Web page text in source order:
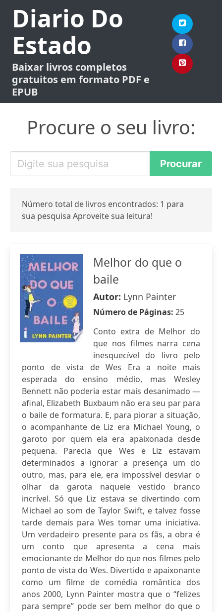
Diario Do
Estado
Baixar livros completos
gratuitos em formato PDF e
EPUB
Procure o seu livro:
Número total de livros encontrados: 1 para
sua pesquisa Aproveite sua leitura!
Melhor do que o
baile
Autor: Lynn Painter
Número de Páginas: 25
Conto extra de Melhor do
que nos filmes narra cena
inesquecível do livro pelo
ponto de vista de Wes Era a noite mais
esperada do ensino médio, mas Wesley
Bennett não poderia estar mais desanimado —
afinal, Elizabeth Buxbaum não era seu par para
o baile de formatura. E, para piorar a situação,
o acompanhante de Liz era Michael Young, o
garoto por quem ela era apaixonada desde
pequena. Parecia que Wes e Liz estavam
determinados a ignorar a presença um do
outro, mas, para ele, era impossível desviar o
olhar da garota naquele vestido branco
incrível. Só que Liz estava se divertindo com
Michael ao som de Taylor Swift, e talvez fosse
tarde demais para Wes tomar uma iniciativa.
Um verdadeiro presente para os fãs, a obra é
um conto que apresenta a cena mais
emocionante de Melhor do que nos filmes pelo
ponto de vista do Wes. Divertido e apaixonante
como um filme de comédia romântica dos
anos 2000, Lynn Painter mostra que o “felizes
para sempre” pode ser bem melhor do que o